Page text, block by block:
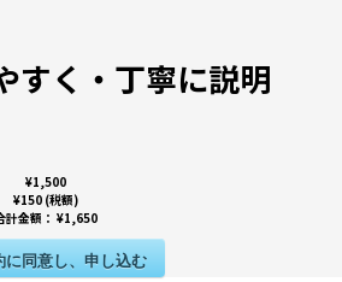
すく・丁寧に説明
¥1,500
¥150 (税額)
計金額： ¥1,650
に同意し、申し込む